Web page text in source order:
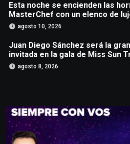
Esta noche se encienden las
MasterChef con un elenco de
agosto 10, 2026
Juan Diego Sánchez será la
invitada en la gala de Miss Sun
agosto 8, 2026